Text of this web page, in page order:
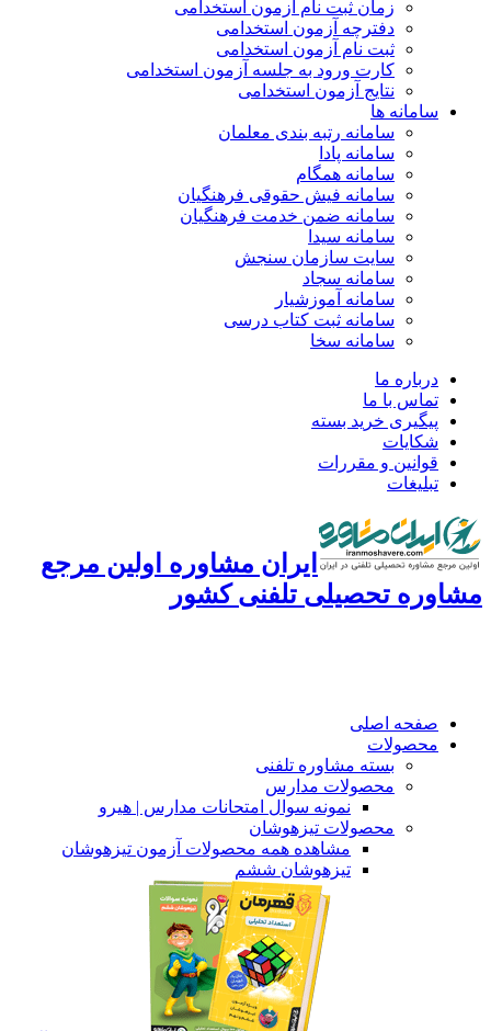
زمان ثبت نام آزمون استخدامی
دفترچه آزمون استخدامی
ثبت نام آزمون استخدامی
کارت ورود به جلسه آزمون استخدامی
نتایج آزمون استخدامی
سامانه ها
سامانه رتبه بندی معلمان
سامانه پادا
سامانه همگام
سامانه فیش حقوقی فرهنگیان
سامانه ضمن خدمت فرهنگیان
سامانه سیدا
سایت سازمان سنجش
سامانه سجاد
سامانه آموزشیار
سامانه ثبت کتاب درسی
سامانه سخا
درباره ما
تماس با ما
پیگیری خرید بسته
شکایات
قوانین و مقررات
تبلیغات
ایران مشاوره اولین مرجع
مشاوره تحصیلی تلفنی کشور
صفحه اصلی
محصولات
بسته مشاوره تلفنی
محصولات مدارس
نمونه سوال امتحانات مدارس | هیرو
محصولات تیزهوشان
مشاهده همه محصولات آزمون تیزهوشان
تیزهوشان ششم